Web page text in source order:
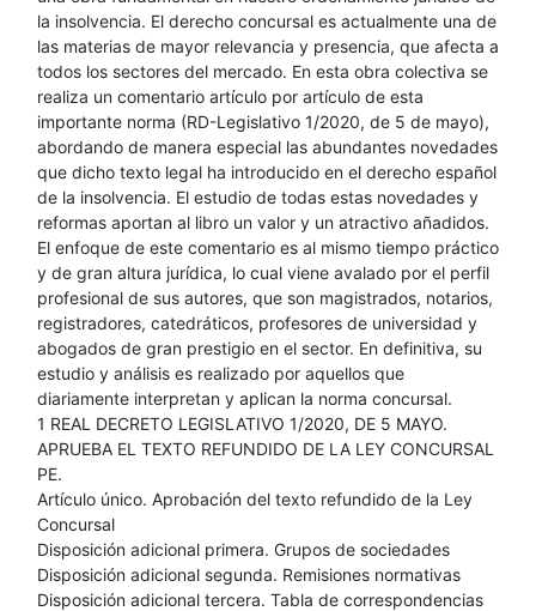
la insolvencia. El derecho concursal es actualmente una de
las materias de mayor relevancia y presencia, que afecta a
todos los sectores del mercado. En esta obra colectiva se
realiza un comentario artículo por artículo de esta
importante norma (RD-Legislativo 1/2020, de 5 de mayo),
abordando de manera especial las abundantes novedades
que dicho texto legal ha introducido en el derecho español
de la insolvencia. El estudio de todas estas novedades y
reformas aportan al libro un valor y un atractivo añadidos.
El enfoque de este comentario es al mismo tiempo práctico
y de gran altura jurídica, lo cual viene avalado por el perfil
profesional de sus autores, que son magistrados, notarios,
registradores, catedráticos, profesores de universidad y
abogados de gran prestigio en el sector. En definitiva, su
estudio y análisis es realizado por aquellos que
diariamente interpretan y aplican la norma concursal.
1 REAL DECRETO LEGISLATIVO 1/2020, DE 5 MAYO.
APRUEBA EL TEXTO REFUNDIDO DE LA LEY CONCURSAL
PE.
Artículo único. Aprobación del texto refundido de la Ley
Concursal
Disposición adicional primera. Grupos de sociedades
Disposición adicional segunda. Remisiones normativas
Disposición adicional tercera. Tabla de correspondencias